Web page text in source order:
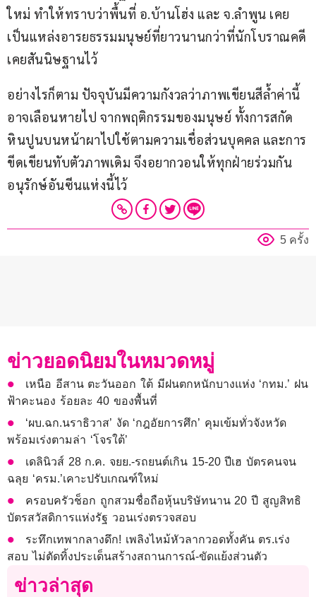
ใหม่ ทำให้ทราบว่าพื้นที่ อ.บ้านโฮ่ง และ จ.ลำพูน เคย
เป็นแหล่งอารยธรรมมนุษย์ที่ยาวนานกว่าที่นักโบราณคดี
เคยสันนิษฐานไว้
อย่างไรก็ตาม ปัจจุบันมีความกังวลว่าภาพเขียนสีล้ำค่านี้
อาจเลือนหายไป จากพฤติกรรมของมนุษย์ ทั้งการสกัด
หินปูนบนหน้าผาไปใช้ตามความเชื่อส่วนบุคคล และการ
ขีดเขียนทับตัวภาพเดิม จึงอยากวอนให้ทุกฝ่ายร่วมกัน
อนุรักษ์อันซีนแห่งนี้ไว้
5 ครั้ง
ข่าวยอดนิยมในหมวดหมู่
เหนือ อีสาน ตะวันออก ใต้ มีฝนตกหนักบางแห่ง ‘กทม.’ ฝน
ฟ้าคะนอง ร้อยละ 40 ของพื้นที่
‘ผบ.ฉก.นราธิวาส’ งัด ‘กฎอัยการศึก’ คุมเข้มทั่วจังหวัด
พร้อมเร่งตามล่า ‘โจรใต้’
เดลินิวส์ 28 ก.ค. จยย.-รถยนต์เกิน 15-20 ปีเฮ บัตรคนจน
ฉลุย ‘ครม.’เคาะปรับเกณฑ์ใหม่
ครอบครัวช็อก ถูกสวมชื่อถือหุ้นบริษัทนาน 20 ปี สูญสิทธิ
บัตรสวัสดิการแห่งรัฐ วอนเร่งตรวจสอบ
ระทึกเทพากลางดึก! เพลิงไหม้หัวลากวอดทั้งคัน ตร.เร่ง
สอบ ไม่ตัดทิ้งประเด็นสร้างสถานการณ์-ขัดแย้งส่วนตัว
ข่าวล่าสุด